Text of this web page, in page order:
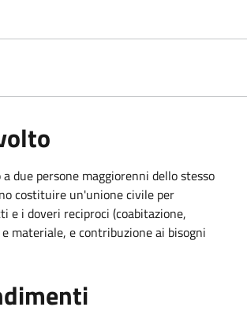
due persone maggiorenni dello stesso
costituire un'unione civile per
e i doveri reciproci (coabitazione,
materiale, e contribuzione ai bisogni